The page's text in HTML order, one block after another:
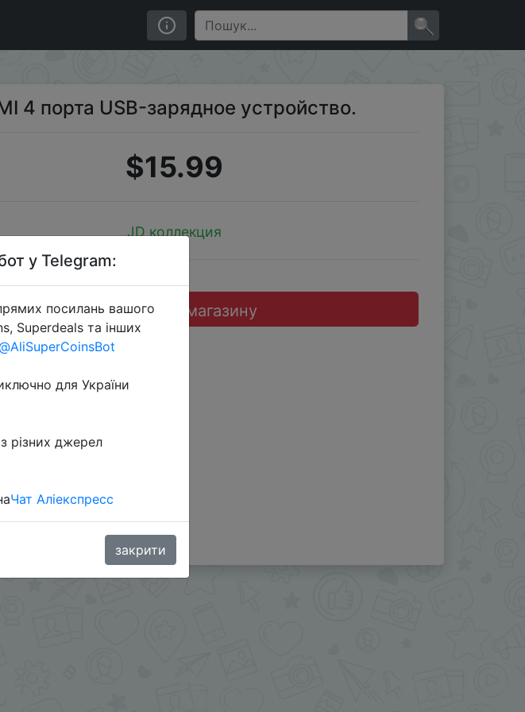
4 порта USB-зарядное устройство.
$15.99
JD коллекция
Перейти до магазину
у Telegram:
посилань вашого
Superdeals та інших
для України
різних джерел
Чат Аліекспресс
закрити